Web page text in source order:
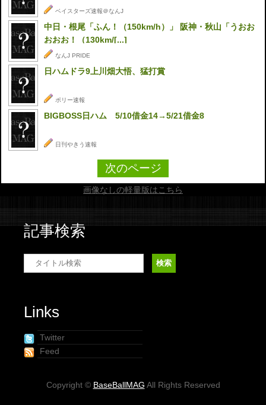
ベイスターズ速報＠なんJ
中日・根尾「ふん！（150km/h）」 阪神・秋山「うおお
おおお！（130km/[...]
なんJ PRIDE
日ハムドラ9上川畑大悟、猛打賞
ポリー速報
BIGBOSS日ハム 5/10借金14→5/21借金8
日刊やきう速報
次のページ
画像なしの軽量版はこちら
記事検索
Links
Twitter
Feed
Copyright © BaseBallMAG All Rights Reserved